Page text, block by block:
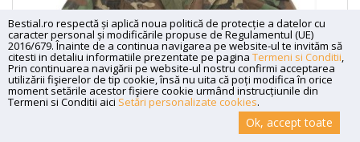
Bestial.ro respectă și aplică noua politică de protecție a datelor cu
caracter personal și modificările propuse de Regulamentul (UE)
2016/679. Înainte de a continua navigarea pe website-ul te invităm să
citesti in detaliu informatiile prezentate pe pagina Termeni si Conditii,
Prin continuarea navigării pe website-ul nostru confirmi acceptarea
utilizării fişierelor de tip cookie, însă nu uita că poți modifica în orice
moment setările acestor fişiere cookie urmând instrucțiunile din
Termeni si Conditii aici Setări personalizate cookies.
Ok, accept toate